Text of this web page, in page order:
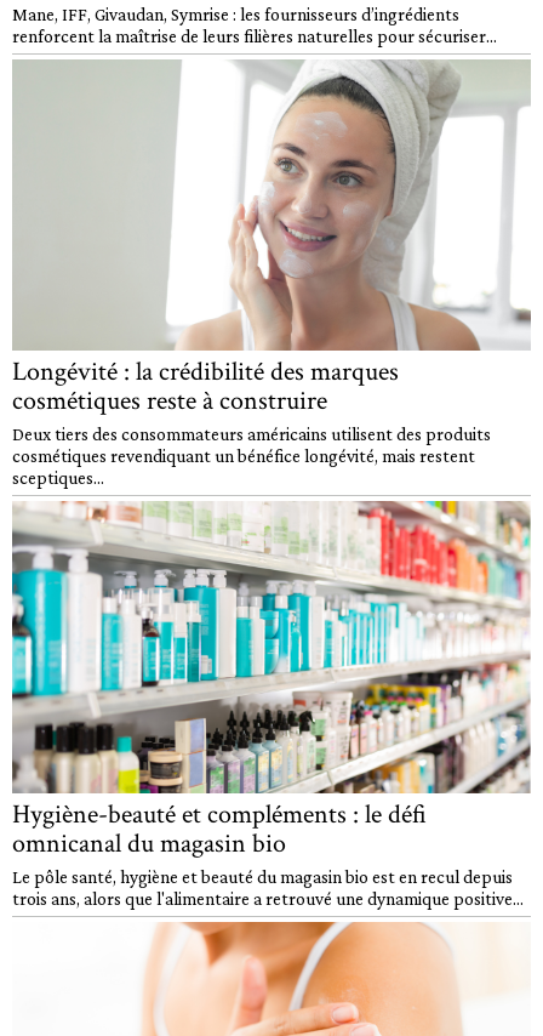
Mane, IFF, Givaudan, Symrise : les fournisseurs d’ingrédients
renforcent la maîtrise de leurs filières naturelles pour sécuriser...
Longévité : la crédibilité des marques
cosmétiques reste à construire
Deux tiers des consommateurs américains utilisent des produits
cosmétiques revendiquant un bénéfice longévité, mais restent
sceptiques...
Hygiène-beauté et compléments : le défi
omnicanal du magasin bio
Le pôle santé, hygiène et beauté du magasin bio est en recul depuis
trois ans, alors que l'alimentaire a retrouvé une dynamique positive...